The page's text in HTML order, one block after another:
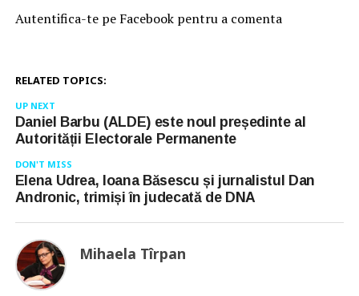
Autentifica-te pe Facebook pentru a comenta
RELATED TOPICS:
UP NEXT
Daniel Barbu (ALDE) este noul președinte al
Autorității Electorale Permanente
DON'T MISS
Elena Udrea, Ioana Băsescu și jurnalistul Dan
Andronic, trimiși în judecată de DNA
Mihaela Tîrpan